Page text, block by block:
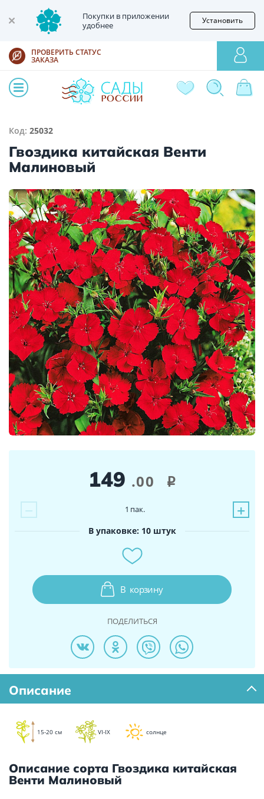
Покупки в приложении
удобнее
Установить
ПРОВЕРИТЬ СТАТУС
ЗАКАЗА
Код: 25032
Гвоздика китайская Венти
Малиновый
149 .00 i
− +
1 пак.
В упаковке: 10 штук
В корзину
ПОДЕЛИТЬСЯ
Описание
15-20 см VI-IX солнце
Описание сорта Гвоздика китайская
Венти Малиновый